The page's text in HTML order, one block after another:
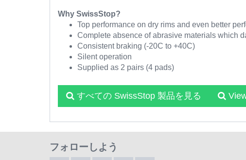
Why SwissStop?
Top performance on dry rims and even better
Complete absence of abrasive materials which
Consistent braking (-20C to +40C)
Silent operation
Supplied as 2 pairs (4 pads)
すべての SwissStop 製品を見る
フォローしよう